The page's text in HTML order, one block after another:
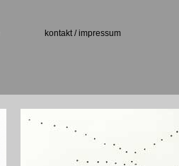
kontakt / impressum